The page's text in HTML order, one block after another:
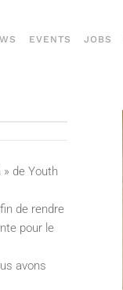
EVENTS JOBS
de Youth
de rendre
pour le
avons